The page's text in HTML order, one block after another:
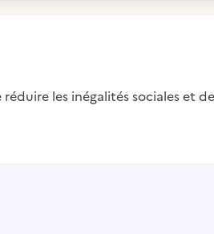
les inégalités sociales et